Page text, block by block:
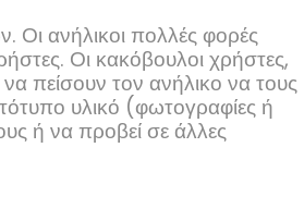
Οι ανήλικοι πολλές φορές
Οι κακόβουλοι χρήστες,
πείσουν τον ανήλικο να τους
υλικό (φωτογραφίες ή
ή να προβεί σε άλλες